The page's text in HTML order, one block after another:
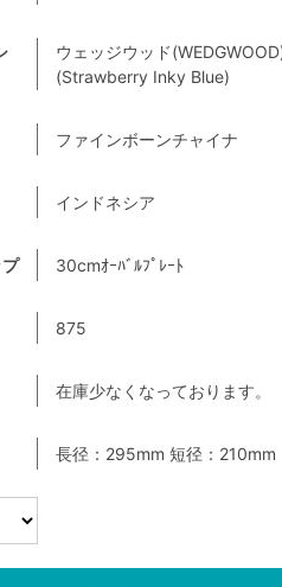
ウェッジウッド
(Strawberry Inky Blue)
ファインボーンチャイナ
インドネシア
30cmｵｰﾊﾞﾙﾌﾟﾚｰﾄ
875
在庫少なくなっております。
長径：295mm 短径：210mm